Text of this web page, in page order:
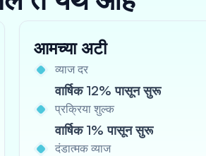
आमच्या अटी
व्याज दर
वार्षिक 12% पासून सुरू
प्रक्रिया शुल्क
वार्षिक 1% पासून सुरू
दंडात्मक व्याज